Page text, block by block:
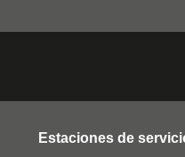
Estaciones de